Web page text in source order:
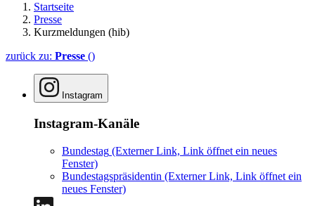
Startseite
Presse
Kurzmeldungen (hib)
zurück zu: Presse ()
Instagram
Instagram-Kanäle
Bundestag (Externer Link, Link öffnet ein neues
Fenster)
Bundestagspräsidentin (Externer Link, Link öffnet ein
neues Fenster)